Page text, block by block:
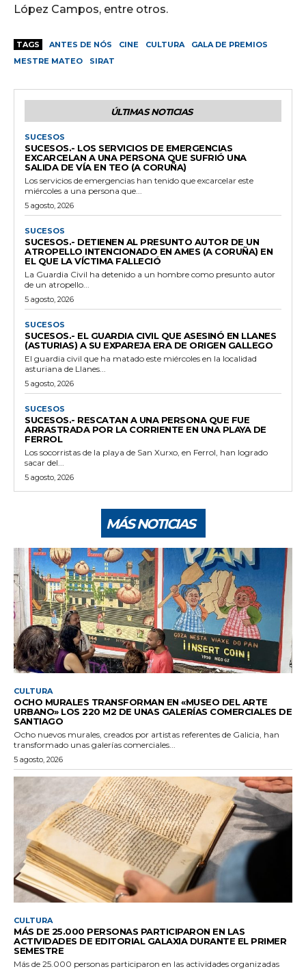
López Campos, entre otros.
TAGS ANTES DE NÓS CINE CULTURA
GALA DE PREMIOS
MESTRE MATEO
SIRAT
ÚLTIMAS NOTICIAS
SUCESOS
SUCESOS.- LOS SERVICIOS DE EMERGENCIAS
EXCARCELAN A UNA PERSONA QUE SUFRIÓ UNA
SALIDA DE VÍA EN TEO (A CORUÑA)
Los servicios de emergencias han tenido que excarcelar este
miércoles a una persona que...
5 agosto, 2026
SUCESOS
SUCESOS.- DETIENEN AL PRESUNTO AUTOR DE UN
ATROPELLO INTENCIONADO EN AMES (A CORUÑA) EN
EL QUE LA VÍCTIMA FALLECIÓ
La Guardia Civil ha detenido a un hombre como presunto autor
de un atropello...
5 agosto, 2026
SUCESOS
SUCESOS.- EL GUARDIA CIVIL QUE ASESINÓ EN LLANES
(ASTURIAS) A SU EXPAREJA ERA DE ORIGEN GALLEGO
El guardia civil que ha matado este miércoles en la localidad
asturiana de Llanes...
5 agosto, 2026
SUCESOS
SUCESOS.- RESCATAN A UNA PERSONA QUE FUE
ARRASTRADA POR LA CORRIENTE EN UNA PLAYA DE
FERROL
Los socorristas de la playa de San Xurxo, en Ferrol, han logrado
sacar del...
5 agosto, 2026
MÁS NOTICIAS
CULTURA
OCHO MURALES TRANSFORMAN EN «MUSEO DEL ARTE
URBANO» LOS 220 M2 DE UNAS GALERÍAS COMERCIALES DE
SANTIAGO
Ocho nuevos murales, creados por artistas referentes de Galicia, han
transformado unas galerías comerciales...
5 agosto, 2026
CULTURA
MÁS DE 25.000 PERSONAS PARTICIPARON EN LAS
ACTIVIDADES DE EDITORIAL GALAXIA DURANTE EL PRIMER
SEMESTRE
Más de 25.000 personas participaron en las actividades organizadas